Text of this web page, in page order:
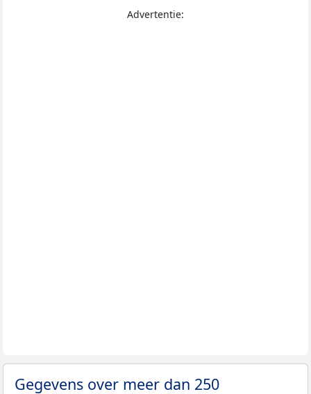
Advertentie:
Gegevens over meer dan 250